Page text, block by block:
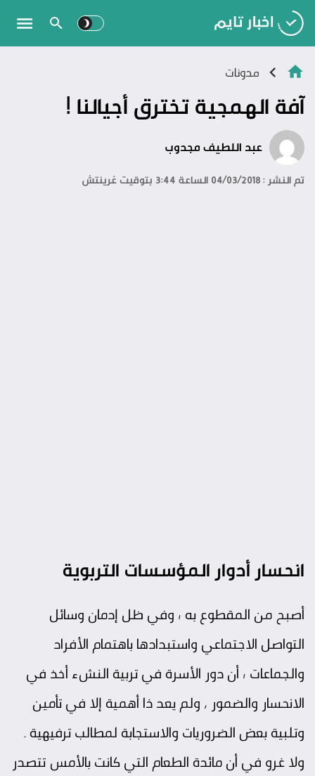
مدونات
آفة الهمجية تخترق أجيالنا !
عبد اللطيف مجدوب
تم النشر : 04/03/2018 الساعة 3:44 بتوقيت غرينتش
انحسار أدوار المؤسسات التربوية
أصبح من المقطوع به ؛ وفي ظل إدمان وسائل
التواصل الاجتماعي واستبدادها باهتمام الأفراد
والجماعات ؛ أن دور الأسرة في تربية النشء أخذ في
الانحسار والضمور ، ولم يعد ذا أهمية إلا في تأمين
وتلبية بعض الضروريات والاستجابة لمطالب ترفيهية .
ولا غرو في أن مائدة الطعام التي كانت بالأمس تتصدر